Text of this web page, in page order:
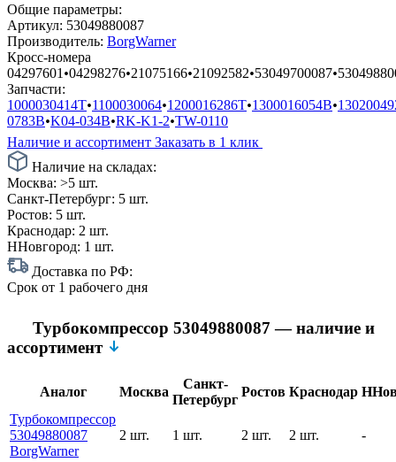
Общие параметры:
Артикул: 53049880087
Производитель: BorgWarner
Кросс-номера
04297601 •04298276•21075166•21092582•53049700087•
Запчасти:
1000030414T•1100030064•1200016286T•1300016054B•
0783B•K04-034B•RK-K1-2•TW-0110
Наличие и ассортимент Заказать в 1 клик
Наличие на складах:
Москва: >5 шт.
Санкт-Петербург: 5 шт.
Ростов: 5 шт.
Краснодар: 2 шт.
ННовгород: 1 шт.
Доставка по РФ:
Срок от 1 рабочего дня
Турбокомпрессор 53049880087 — наличие и
ассортимент
Аналог Москва
Санкт-
Петербург
Ростов Краснодар
Турбокомпрессор
53049880087
BorgWarner
2 шт. 1 шт. 2 шт. 2 шт. -